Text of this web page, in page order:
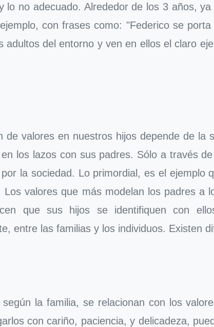
lo no adecuado. Alrededor de los 3 años,
con frases como: "Federico se
del entorno y ven en ellos el claro
valores en nuestros hijos depende de la
los lazos con sus padres. Sólo a través
la sociedad. Lo primordial, es el ejemplo
valores que más modelan los padres a
que sus hijos se identifiquen con
entre las familias y los individuos. Existen
la familia, se relacionan con los
con cariño, paciencia, y delicadeza,